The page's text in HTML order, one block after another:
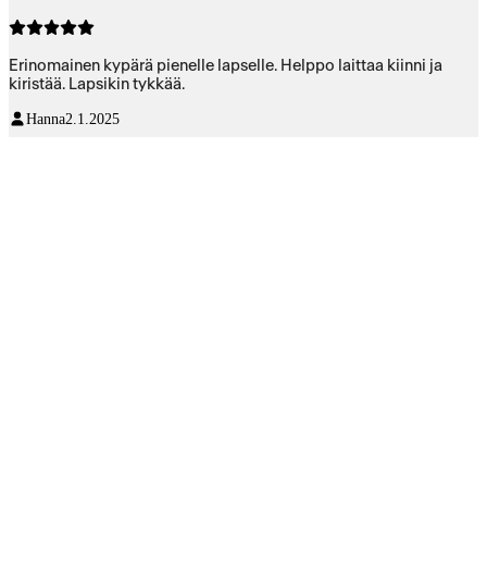
Erinomainen kypärä pienelle lapselle. Helppo laittaa kiinni ja
kiristää. Lapsikin tykkää.
Hanna2.1.2025